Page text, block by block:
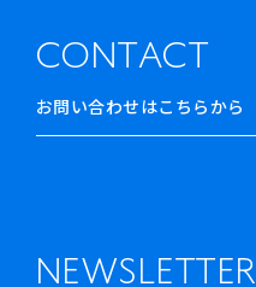
CONTACT
お問い合わせはこちらから
NEWSLETTER